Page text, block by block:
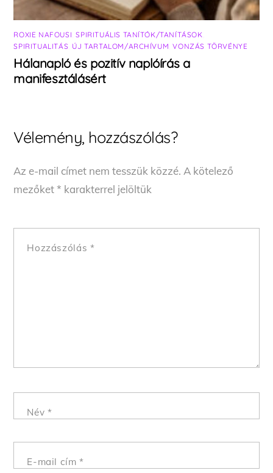
ROXIE NAFOUSI ,SPIRITUÁLIS TANÍTÓK/TANÍTÁSOK
SPIRITUALITÁS ÚJ TARTALOM/ARCHÍVUM ,VONZÁS TÖRVÉNYE
Hálanapló és pozitív naplóírás a
manifesztálásért
Vélemény, hozzászólás?
Az e-mail címet nem tesszük közzé. A kötelező
mezőket* karakterrel jelöltük
Hozzászólás *
Név *
E-mail cím*